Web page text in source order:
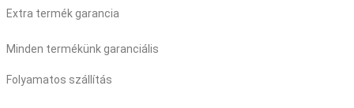
Extra termék garancia
Minden termékünk garanciális
Folyamatos szállítás